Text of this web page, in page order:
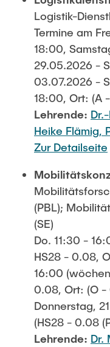
Logistik-
Termine am
18:00,
29.05.2026 -
03.07.2026 -
18:00, Ort: (A
Lehrende:
Heike Flämig,
Zur Detailseite
(PBL);
(SE)
Do. 11:30 -
HS28 - 0.08,
16:00
0.08, Ort: (O -
Donnerstag,
(HS28 - 0.08
Lehrende: Dr.